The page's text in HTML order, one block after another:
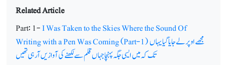
Related Article
Part: 1-I Was Taken to the Skies Where the Sound Of
Writing with a Pen Was Coming (Part-1)مجھے اوپر لے جایا گیا یہاں
تک کہ میں ایسی جگہ پہنچا جہاں قلم سے لکھنے کی آوازیں آرہی تھیں